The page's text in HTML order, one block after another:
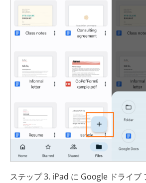
ステップ 3. iPad に Google ドライブ